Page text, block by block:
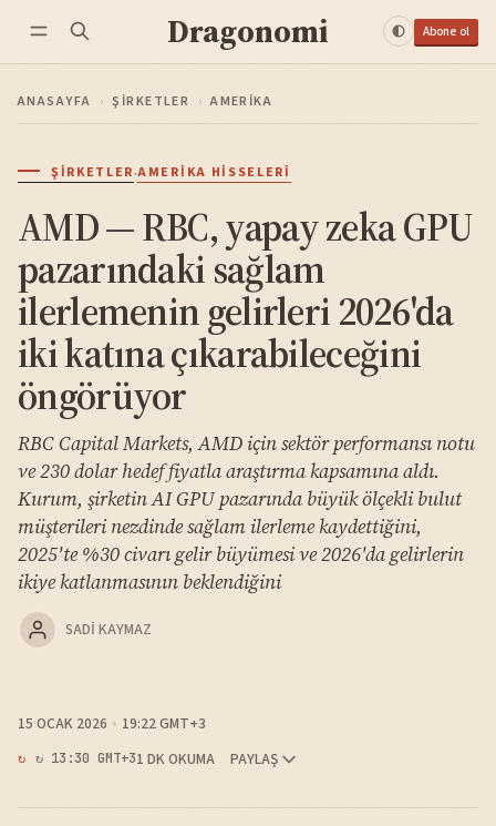
Dragonomi Abone ol
ANASAYFA › ŞIRKETLER › AMERIKA
ŞIRKETLER·AMERIKA HISSELERI
AMD — RBC, yapay zeka GPU
pazarındaki sağlam
ilerlemenin gelirleri 2026'da
iki katına çıkarabileceğini
öngörüyor
RBC Capital Markets, AMD için sektör performansı notu
ve 230 dolar hedef fiyatla araştırma kapsamına aldı.
Kurum, şirketin AI GPU pazarında büyük ölçekli bulut
müşterileri nezdinde sağlam ilerleme kaydettiğini,
2025'te %30 civarı gelir büyümesi ve 2026'da gelirlerin
ikiye katlanmasının beklendiğini
SADI KAYMAZ
15 OCAK 2026 19:22 GMT+3
↻ 13:30 GMT+31 DK OKUMA PAYLAŞ